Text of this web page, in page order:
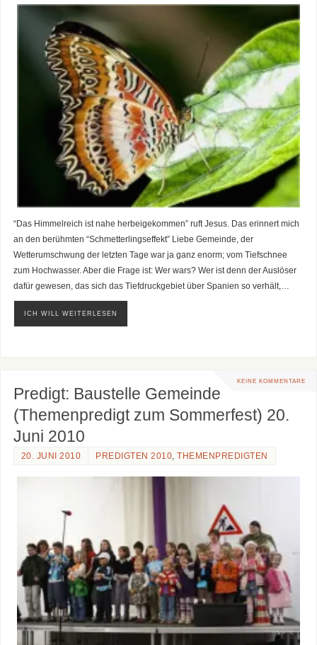
“Das Himmelreich ist nahe herbeigekommen” ruft Jesus. Das erinnert mich
an den berühmten “Schmetterlingseffekt” Liebe Gemeinde, der
Wetterumschwung der letzten Tage war ja ganz enorm; vom Tiefschnee
zum Hochwasser. Aber die Frage ist: Wer wars? Wer ist denn der Auslöser
dafür gewesen, das sich das Tiefdruckgebiet über Spanien so verhält,…
ICH WILL WEITERLESEN
KEINE KOMMENTARE
Predigt: Baustelle Gemeinde
(Themenpredigt zum Sommerfest) 20.
Juni 2010
20. JUNI 2010 PREDIGTEN 2010,THEMENPREDIGTEN